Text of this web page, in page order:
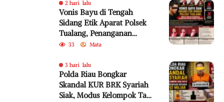
2 hari lalu
Vonis Bayu di Tengah
Sidang Etik Aparat Polsek
Tualang, Penanganan
Perkara Kembali Jadi
33 Mata
3 hari lalu
Polda Riau Bongkar
Skandal KUR BRK Syariah
Siak, Modus Kelompok Tani